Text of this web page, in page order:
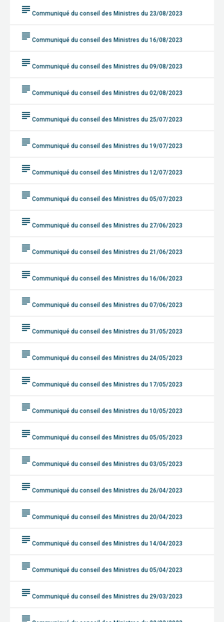
subject Communiqué du conseil des Ministres du 23/08/2023
subject Communiqué du conseil des Ministres du 16/08/2023
subject Communiqué du conseil des Ministres du 09/08/2023
subject Communiqué du conseil des Ministres du 02/08/2023
subject Communiqué du conseil des Ministres du 25/07/2023
subject Communiqué du conseil des Ministres du 19/07/2023
subject Communiqué du conseil des Ministres du 12/07/2023
subject Communiqué du conseil des Ministres du 05/07/2023
subject Communiqué du conseil des Ministres du 27/06/2023
subject Communiqué du conseil des Ministres du 21/06/2023
subject Communiqué du conseil des Ministres du 16/06/2023
subject Communiqué du conseil des Ministres du 07/06/2023
subject Communiqué du conseil des Ministres du 31/05/2023
subject Communiqué du conseil des Ministres du 24/05/2023
subject Communiqué du conseil des Ministres du 17/05/2023
subject Communiqué du conseil des Ministres du 10/05/2023
subject Communiqué du conseil des Ministres du 05/05/2023
subject Communiqué du conseil des Ministres du 03/05/2023
subject Communiqué du conseil des Ministres du 26/04/2023
subject Communiqué du conseil des Ministres du 20/04/2023
subject Communiqué du conseil des Ministres du 14/04/2023
subject Communiqué du conseil des Ministres du 05/04/2023
subject Communiqué du conseil des Ministres du 29/03/2023
subject